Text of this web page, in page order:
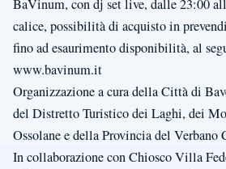
BaVinum, con dj set live, dalle 23:00
calice, possibilità di acquisto in
fino ad esaurimento disponibilità, al
www.bavinum.it
Organizzazione a cura della Città di
del Distretto Turistico dei Laghi, dei
Ossolane e della Provincia del Verbano
In collaborazione con Chiosco Villa